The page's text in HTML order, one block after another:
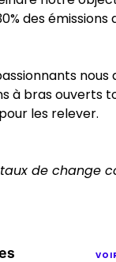
des émissions
à bras ouverts
les relever.
de change